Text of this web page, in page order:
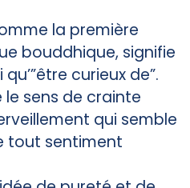
la première
bouddhique, signifie
curieux de”.
sens de crainte
qui semble
tout sentiment